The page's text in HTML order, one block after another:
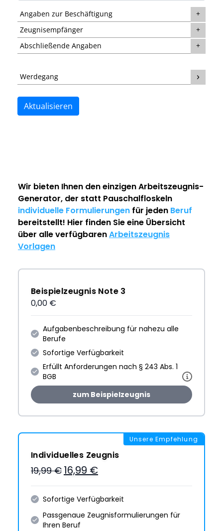
Angaben zur Beschäftigung
Zeugnisempfänger
Abschließende Angaben
Werdegang
Aktualisieren
Wir bieten Ihnen den einzigenArbeitszeugnis-
Generator, der statt Pauschalfloskeln
individuelle Formulierungen für jeden Beruf
bereitstellt! Hier finden Sie eine Übersicht
über alle verfügbarenArbeitszeugnis
Vorlagen
Beispielzeugnis Note 3
0,00 €
Aufgabenbeschreibung für nahezu alle
Berufe
Sofortige Verfügbarkeit
Erfüllt Anforderungen nach § 243 Abs. 1
BGB
zum Beispielzeugnis
Unsere Empfehlung
Individuelles Zeugnis
19,99 € 16,99 €
Sofortige Verfügbarkeit
Passgenaue Zeugnis­formulie­rungen für
Ihren Beruf